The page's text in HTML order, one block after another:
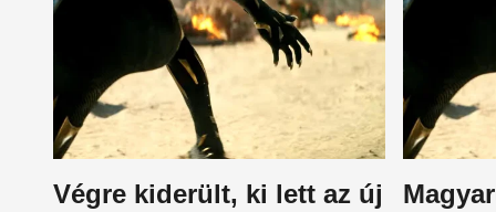
Végre kiderült, ki lett az új